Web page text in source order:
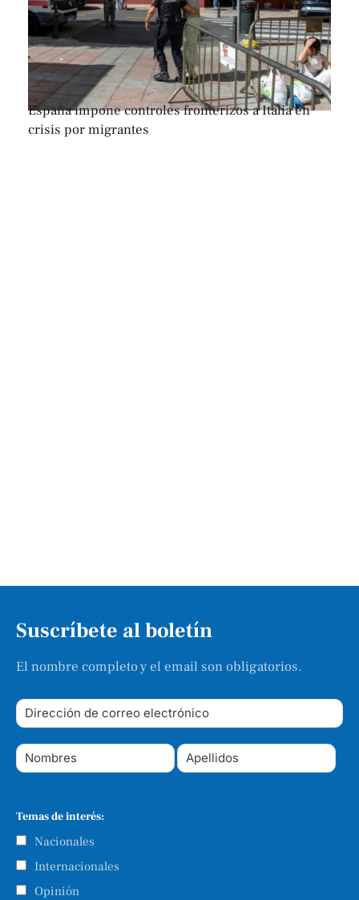
España impone controles fronterizos a Italia en
crisis por migrantes
Suscríbete al boletín
El nombre completo y el email son obligatorios.
Temas de interés:
Nacionales
Internacionales
Opinión